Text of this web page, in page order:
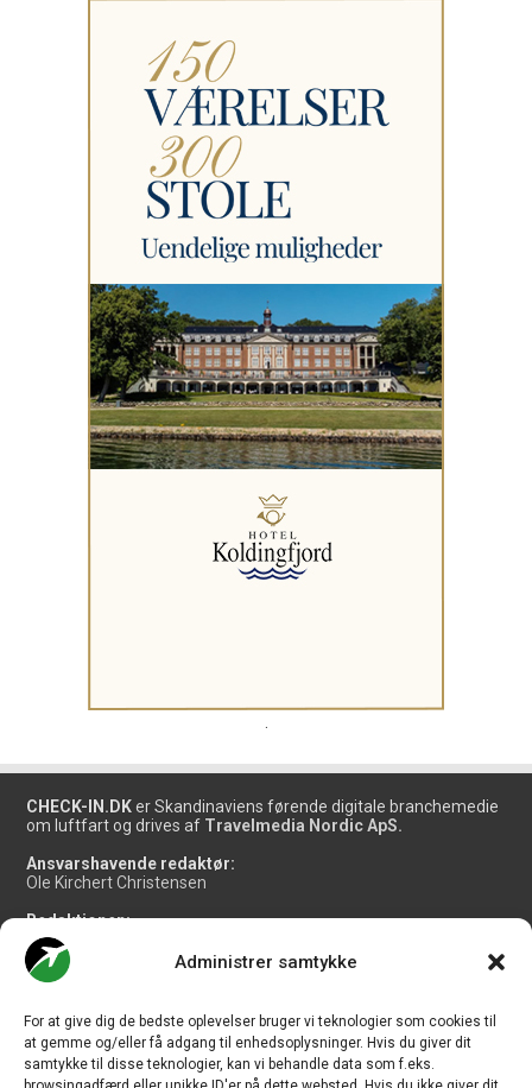
Administrer samtykke
For at give dig de bedste oplevelser bruger vi teknologier som cookies til
at gemme og/eller få adgang til enhedsoplysninger. Hvis du giver dit
samtykke til disse teknologier, kan vi behandle data som f.eks.
.
CHECK-IN.DK er Skandinaviens førende digitale branchemedie
om luftfart og drives af Travelmedia Nordic ApS.
Ansvarshavende redaktør:
Ole Kirchert Christensen
Redaktionen:
Christian Granhøj Skouboe
Henrik Baumgarten
Danny Longhi Andreasen
Salg og jobannoncer:
salg@travelmedianordic.com